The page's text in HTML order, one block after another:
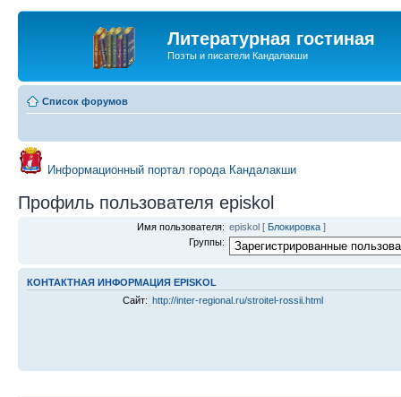
Литературная гостиная
Поэты и писатели Кандалакши
Список форумов
Информационный портал города Кандалакши
Профиль пользователя episkol
Имя пользователя: episkol[ Блокировка]
Группы:
КОНТАКТНАЯ ИНФОРМАЦИЯ EPISKOL
Сайт: http://inter-regional.ru/stroitel-rossii.html